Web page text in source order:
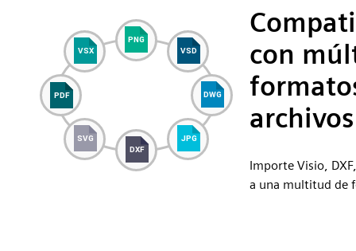
con
archivos
Importe Visio,
a una multitud de